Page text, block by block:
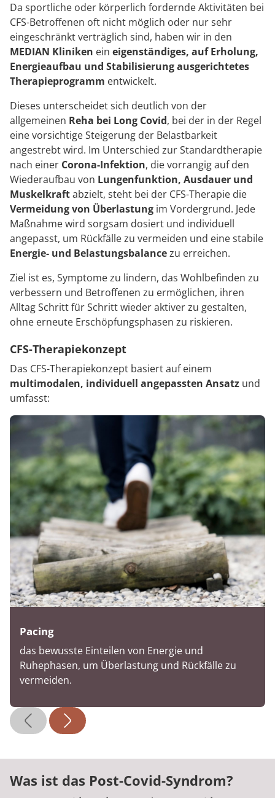
Da sportliche oder körperlich fordernde Aktivitäten bei
CFS-Betroffenen oft nicht möglich oder nur sehr
eingeschränkt verträglich sind, haben wir in den
MEDIAN Kliniken ein eigenständiges, auf Erholung,
Energieaufbau und Stabilisierung ausgerichtetes
Therapieprogramm entwickelt.
Dieses unterscheidet sich deutlich von der
allgemeinen Reha bei Long Covid, bei der in der Regel
eine vorsichtige Steigerung der Belastbarkeit
angestrebt wird. Im Unterschied zur Standardtherapie
nach einer Corona-Infektion, die vorrangig auf den
Wiederaufbau von Lungenfunktion, Ausdauer und
Muskelkraftabzielt, steht bei der CFS-Therapie die
Vermeidung von Überlastung im Vordergrund. Jede
Maßnahme wird sorgsam dosiert und individuell
angepasst, um Rückfälle zu vermeiden und eine stabile
Energie- und Belastungsbalancezu erreichen.
Ziel ist es, Symptome zu lindern, das Wohlbefinden zu
verbessern und Betroffenen zu ermöglichen, ihren
Alltag Schritt für Schritt wieder aktiver zu gestalten,
ohne erneute Erschöpfungsphasen zu riskieren.
CFS-Therapiekonzept
Das CFS-Therapiekonzept basiert auf einem
multimodalen, individuell angepassten Ansatz und
umfasst:
Pacing
das bewusste Einteilen von Energie und
Ruhephasen, um Überlastung und Rückfälle zu
vermeiden.
Was ist das Post-Covid-Syndrom?